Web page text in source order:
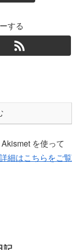
する
を使って
細はこちらをご覧